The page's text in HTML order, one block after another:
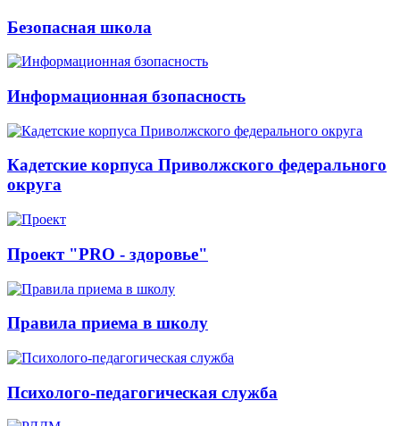
Безопасная школа
Информационная бзопасность
Кадетские корпуса Приволжского федерального
округа
Проект "PRO - здоровье"
Правила приема в школу
Психолого-педагогическая служба